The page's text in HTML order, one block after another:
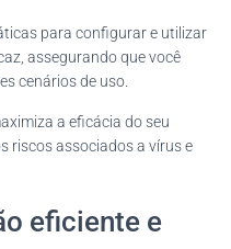
para configurar e utilizar
assegurando que você
cenários de uso.
a eficácia do seu
riscos associados a vírus e
eficiente e